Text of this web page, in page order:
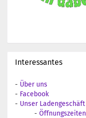
Interessantes
- Über uns
- Facebook
- Unser Ladengeschäft
- Öffnungszeiten